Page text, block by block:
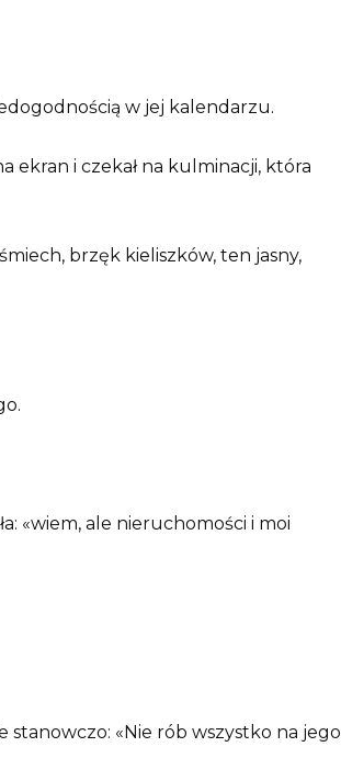
w jej kalendarzu.
ekran i czekał na kulminacji, która
brzęk kieliszków, ten jasny,
«wiem, ale nieruchomości i moi
stanowczo: «Nie rób wszystko na jego